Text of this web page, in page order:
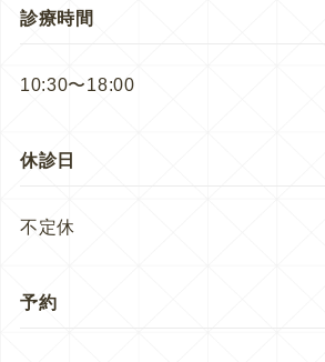
診療時間
10:30〜18:00
休診日
不定休
予約